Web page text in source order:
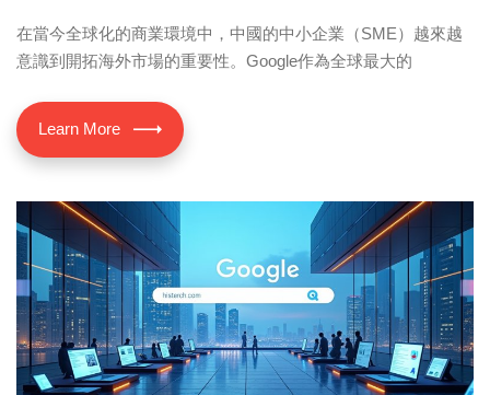
在當今全球化的商業環境中，中國的中小企業（SME）越來越
意識到開拓海外市場的重要性。Google作為全球最大的
Learn More